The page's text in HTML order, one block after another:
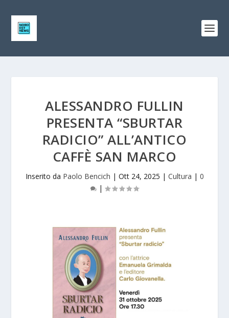
ALESSANDRO FULLIN
PRESENTA “SBURTAR
RADICIO” ALL’ANTICO
CAFFÈ SAN MARCO
Inserito da Paolo Bencich | Ott 24, 2025 | Cultura | 0
|